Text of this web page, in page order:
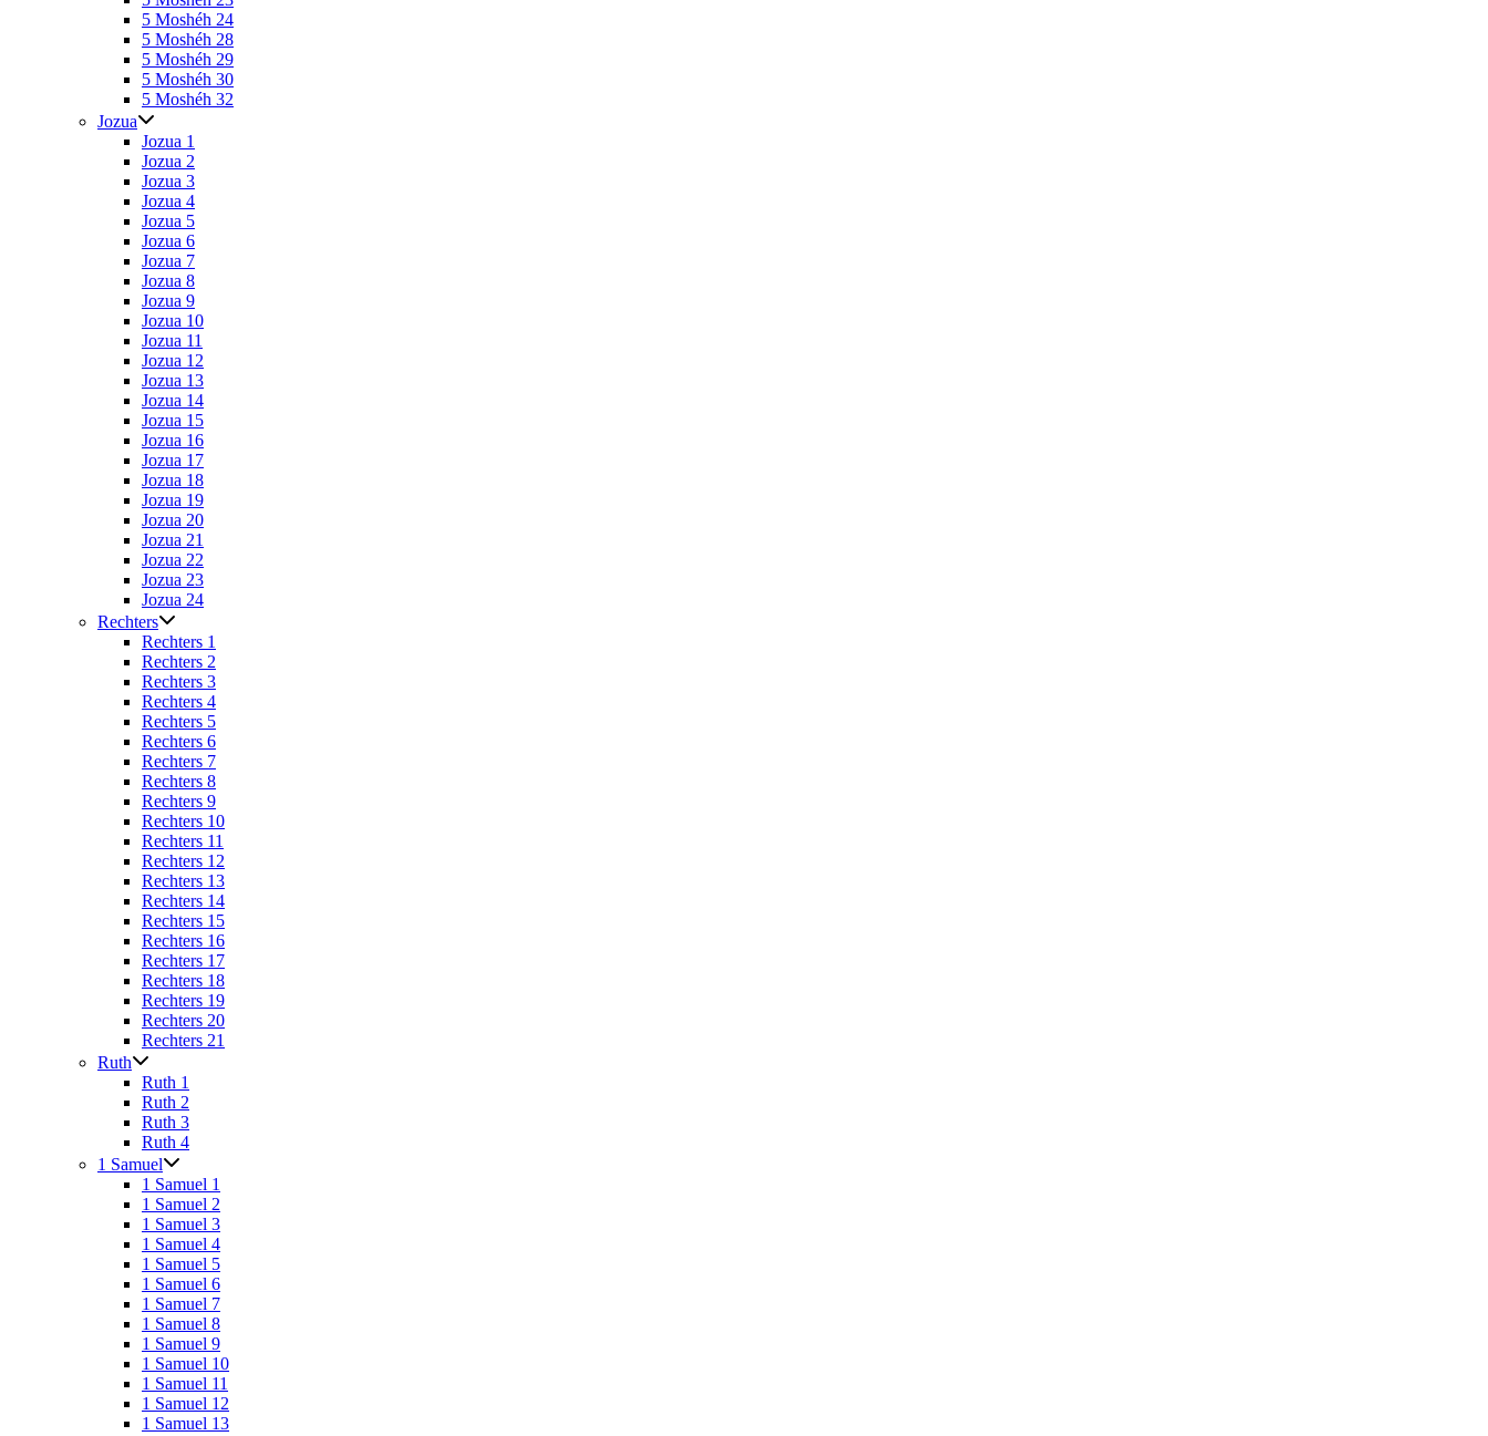
5 Moshéh 24
5 Moshéh 28
5 Moshéh 29
5 Moshéh 30
5 Moshéh 32
Jozua
Jozua 1
Jozua 2
Jozua 3
Jozua 4
Jozua 5
Jozua 6
Jozua 7
Jozua 8
Jozua 9
Jozua 10
Jozua 11
Jozua 12
Jozua 13
Jozua 14
Jozua 15
Jozua 16
Jozua 17
Jozua 18
Jozua 19
Jozua 20
Jozua 21
Jozua 22
Jozua 23
Jozua 24
Rechters
Rechters 1
Rechters 2
Rechters 3
Rechters 4
Rechters 5
Rechters 6
Rechters 7
Rechters 8
Rechters 9
Rechters 10
Rechters 11
Rechters 12
Rechters 13
Rechters 14
Rechters 15
Rechters 16
Rechters 17
Rechters 18
Rechters 19
Rechters 20
Rechters 21
Ruth
Ruth 1
Ruth 2
Ruth 3
Ruth 4
1 Samuel
1 Samuel 1
1 Samuel 2
1 Samuel 3
1 Samuel 4
1 Samuel 5
1 Samuel 6
1 Samuel 7
1 Samuel 8
1 Samuel 9
1 Samuel 10
1 Samuel 11
1 Samuel 12
1 Samuel 13